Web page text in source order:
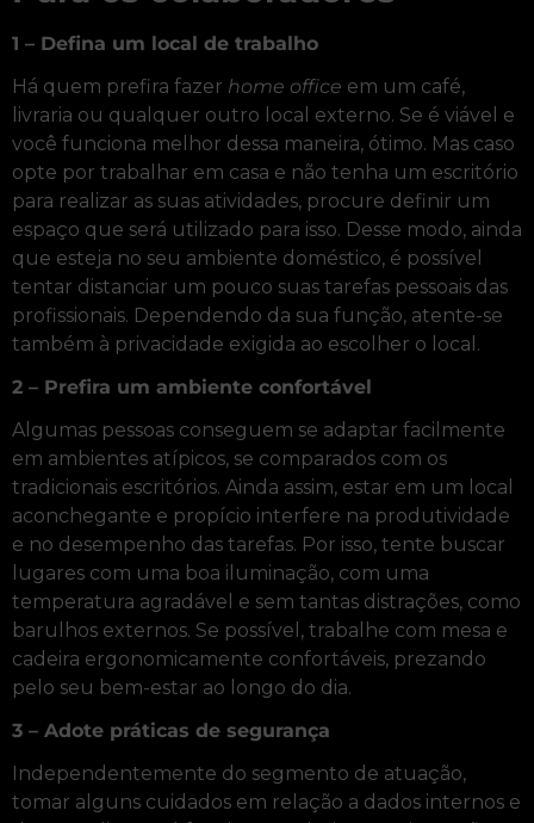
1 – Defina um local de trabalho
Há quem prefira fazer home office em um café,
livraria ou qualquer outro local externo. Se é viável e
você funciona melhor dessa maneira, ótimo. Mas caso
opte por trabalhar em casa e não tenha um escritório
para realizar as suas atividades, procure definir um
espaço que será utilizado para isso. Desse modo, ainda
que esteja no seu ambiente doméstico, é possível
tentar distanciar um pouco suas tarefas pessoais das
profissionais. Dependendo da sua função, atente-se
também à privacidade exigida ao escolher o local.
2 – Prefira um ambiente confortável
Algumas pessoas conseguem se adaptar facilmente
em ambientes atípicos, se comparados com os
tradicionais escritórios. Ainda assim, estar em um local
aconchegante e propício interfere na produtividade
e no desempenho das tarefas. Por isso, tente buscar
lugares com uma boa iluminação, com uma
temperatura agradável e sem tantas distrações, como
barulhos externos. Se possível, trabalhe com mesa e
cadeira ergonomicamente confortáveis, prezando
pelo seu bem-estar ao longo do dia.
3 – Adote práticas de segurança
Independentemente do segmento de atuação,
tomar alguns cuidados em relação a dados internos e